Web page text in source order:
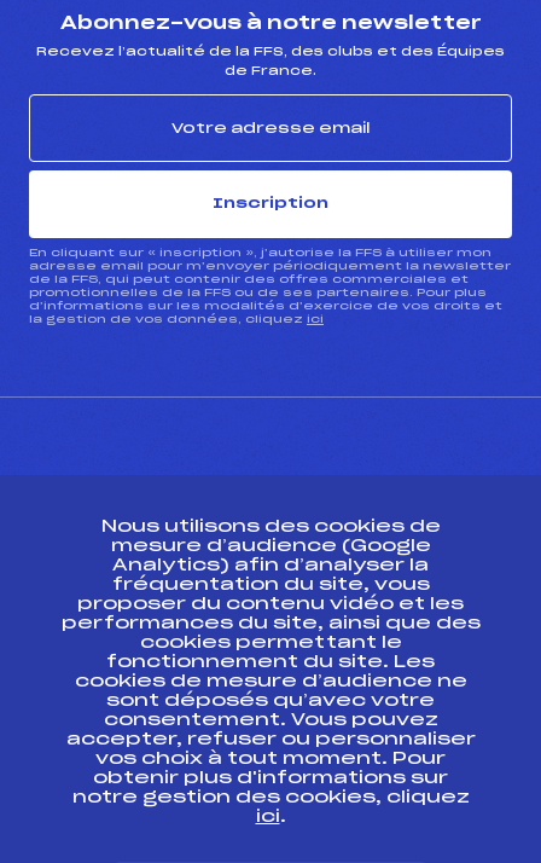
Abonnez-vous à notre newsletter
Recevez l’actualité de la FFS, des clubs et des Équipes
de France.
Inscription
En cliquant sur « inscription », j’autorise la FFS à utiliser mon
adresse email pour m’envoyer périodiquement la newsletter
de la FFS, qui peut contenir des offres commerciales et
promotionnelles de la FFS ou de ses partenaires. Pour plus
d’informations sur les modalités d’exercice de vos droits et
la gestion de vos données, cliquez ici
Ressources
Pass’Neige
Projet sportif fédéral
Projet de performance fédéral
Antidopage
Pôle Développement, Formation, Suivi
Scientifique
Listes ministérielles
Pôle vie de l’athlète
Enseignement professionnel
Nous utilisons des cookies de
mesure d’audience (Google
Analytics) afin d’analyser la
fréquentation du site, vous
proposer du contenu vidéo et les
performances du site, ainsi que des
cookies permettant le
fonctionnement du site. Les
cookies de mesure d’audience ne
sont déposés qu’avec votre
consentement. Vous pouvez
accepter, refuser ou personnaliser
vos choix à tout moment. Pour
obtenir plus d'informations sur
notre gestion des cookies, cliquez
ici.